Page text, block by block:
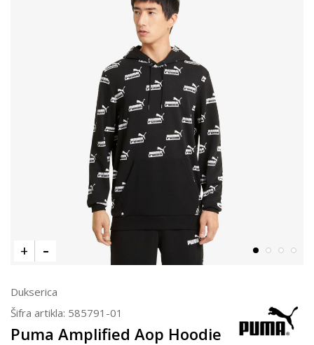
Dukserica
Šifra artikla: 585791-01
Puma Amplified Aop Hoodie